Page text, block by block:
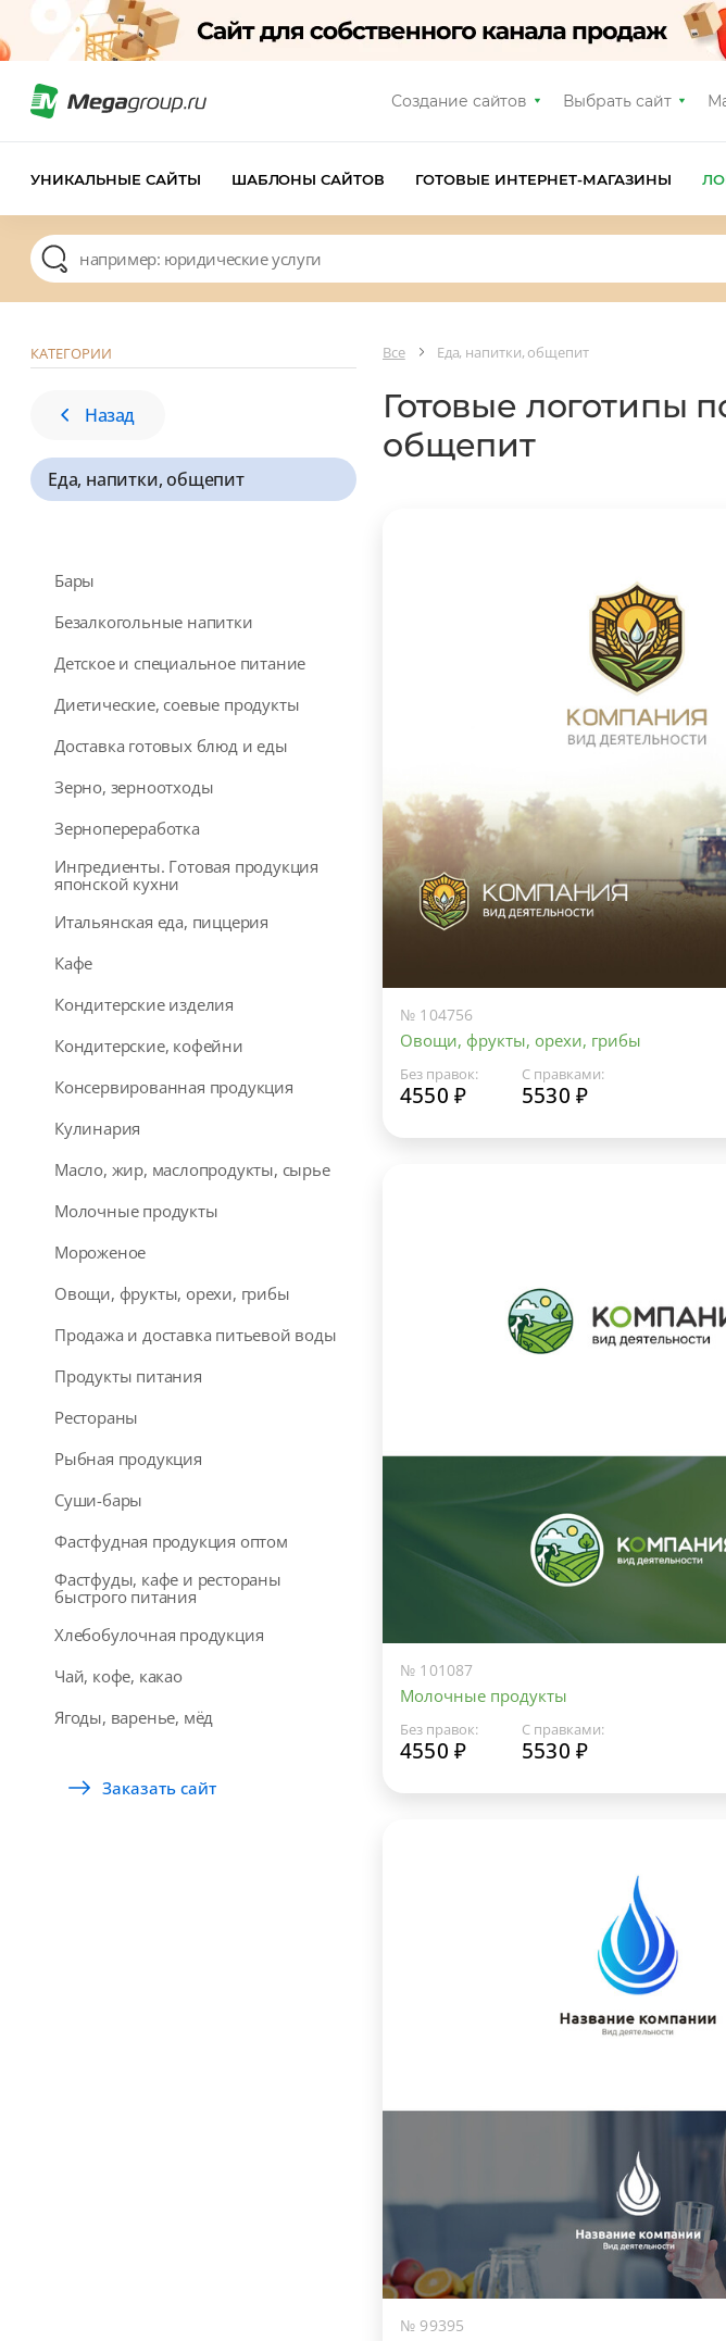
Создание сайтов Выбрать сайт
УНИКАЛЬНЫЕ САЙТЫ ШАБЛОНЫ САЙТОВ ГОТОВЫЕ ИНТЕРНЕТ-МАГАЗИНЫ
КАТЕГОРИИ
Назад
Еда, напитки, общепит
Бары
Безалкогольные напитки
Детское и специальное питание
Диетические, соевые продукты
Доставка готовых блюд и еды
Зерно, зерноотходы
Зернопереработка
Ингредиенты. Готовая продукция
японской кухни
Итальянская еда, пиццерия
Кафе
Кондитерские изделия
Кондитерские, кофейни
Консервированная продукция
Кулинария
Масло, жир, маслопродукты, сырье
Молочные продукты
Мороженое
Овощи, фрукты, орехи, грибы
Продажа и доставка питьевой воды
Продукты питания
Рестораны
Рыбная продукция
Суши-бары
Фастфудная продукция оптом
Фастфуды, кафе и рестораны
быстрого питания
Хлебобулочная продукция
Чай, кофе, какао
Ягоды, варенье, мёд
Заказать сайт
Все Еда, напитки, общепит
Готовые логотипы
общепит
№ 104756
Овощи, фрукты, орехи, грибы
Без правок:
4550 ₽
С правками:
5530 ₽
№ 101087
Молочные продукты
Без правок:
4550 ₽
С правками:
5530 ₽
№ 99395